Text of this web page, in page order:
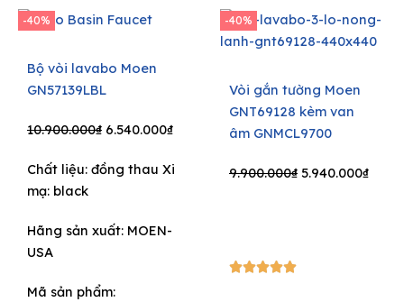
-40%
Bộ vòi lavabo Moen
GN57139LBL
10.900.000₫ Original
was:
6.540.000₫Current
is:
Chất liệu: đồng thau Xi
mạ: black
Hãng sản xuất: MOEN-
USA
Mã sản phẩm:
-40%
Vòi gắn tường Moen
GNT69128 kèm van
âm GNMCL9700
9.900.000₫ Original
5.940.000₫
5/5